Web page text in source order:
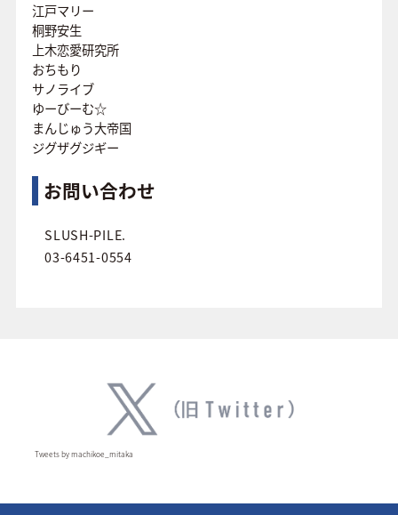
江戸マリー
桐野安生
上木恋愛研究所
おちもり
サノライブ
ゆーびーむ☆
まんじゅう大帝国
ジグザグジギー
お問い合わせ
SLUSH-PILE.
03-6451-0554
Tweets by machikoe_mitaka